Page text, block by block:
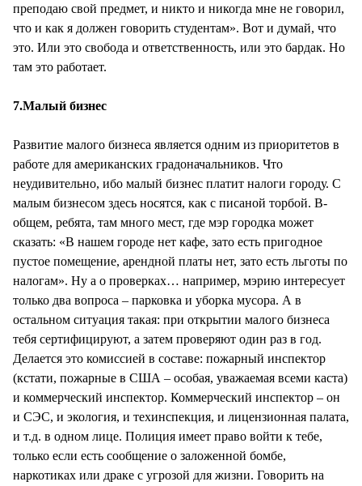
преподаю свой предмет, и никто и никогда мне не говорил,
что и как я должен говорить студентам». Вот и думай, что
это. Или это свобода и ответственность, или это бардак. Но
там это работает.
7.Малый бизнес
Развитие малого бизнеса является одним из приоритетов в
работе для американских градоначальников. Что
неудивительно, ибо малый бизнес платит налоги городу. С
малым бизнесом здесь носятся, как с писаной торбой. В-
общем, ребята, там много мест, где мэр городка может
сказать: «В нашем городе нет кафе, зато есть пригодное
пустое помещение, арендной платы нет, зато есть льготы по
налогам». Ну а о проверках… например, мэрию интересует
только два вопроса – парковка и уборка мусора. А в
остальном ситуация такая: при открытии малого бизнеса
тебя сертифицируют, а затем проверяют один раз в год.
Делается это комиссией в составе: пожарный инспектор
(кстати, пожарные в США – особая, уважаемая всеми каста)
и коммерческий инспектор. Коммерческий инспектор – он
и СЭС, и экология, и техинспекция, и лицензионная палата,
и т.д. в одном лице. Полиция имеет право войти к тебе,
только если есть сообщение о заложенной бомбе,
наркотиках или драке с угрозой для жизни. Говорить на